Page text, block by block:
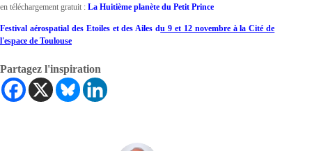
en téléchargement gratuit : La Huitième planète du Petit Prince
Festival aérospatial des Etoiles et des Ailes du 9 et 12 novembre à la Cité de
l'espace de Toulouse
Partagez l'inspiration